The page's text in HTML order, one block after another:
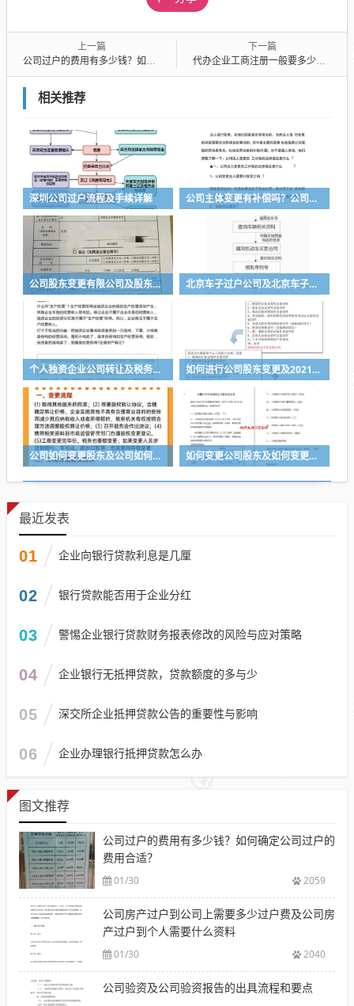
上一篇
公司过户的费用有多少钱？如何确定公司过户的费用合适？
下一篇
代办企业工商注册一般要多少钱及代办企业公司注册
相关推荐
深圳公司过户流程及手续详解 公司主体变更有补偿吗？公司主体变更有什么影响？
公司股东变更有限公司及股东变更有限公司法人认定书怎么写 北京车子过户公司及北京车子过户公司怎么办理
个人独资企业公司转让及税务问题详解 如何进行公司股东变更及2021年公司股东变更办理流程
公司如何变更股东及公司如何变更股东?详细操作教程来了(税务篇) 如何变更公司股东及如何变更公司股东的身份证号码
最近发表
01 企业向银行贷款利息是几厘
02 银行贷款能否用于企业分红
03 警惕企业银行贷款财务报表修改的风险与应对策略
04 企业银行无抵押贷款，贷款额度的多与少
05 深交所企业抵押贷款公告的重要性与影响
06 企业办理银行抵押贷款怎么办
图文推荐
公司过户的费用有多少钱？如何确定公司过户的
费用合适？
01/30 2059
公司房产过户到公司上需要多少过户费及公司房
产过户到个人需要什么资料
01/30 2040
公司验资及公司验资报告的出具流程和要点